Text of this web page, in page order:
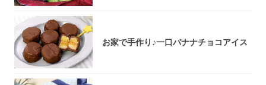
お家で手作り♪一口バナナチョコアイス